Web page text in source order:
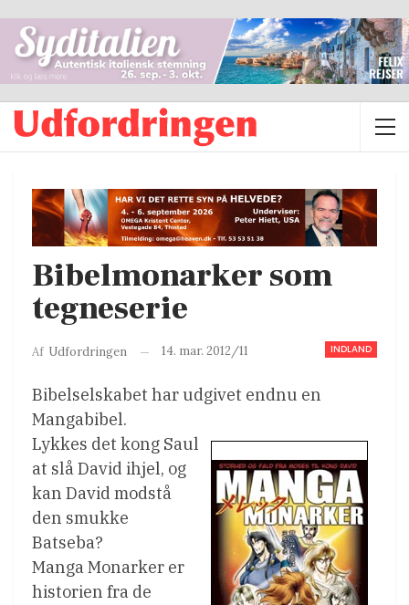
Bibelmonarker som
tegneserie
INDLAND
Af Udfordringen 14. mar. 2012/11
Bibelselskabet har udgivet endnu en
Mangabibel.
Lykkes det kong Saul
at slå David ihjel, og
kan David modstå
den smukke
Batseba?
Manga Monarker er
historien fra de